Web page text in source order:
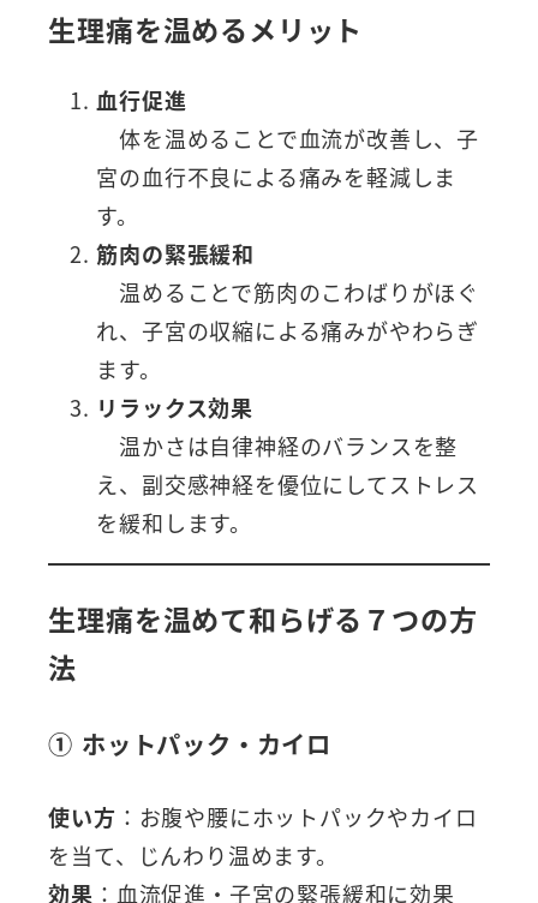
生理痛を温めるメリット
血行促進
体を温めることで血流が改善し、子
宮の血行不良による痛みを軽減しま
す。
筋肉の緊張緩和
温めることで筋肉のこわばりがほぐ
れ、子宮の収縮による痛みがやわらぎ
ます。
リラックス効果
温かさは自律神経のバランスを整
え、副交感神経を優位にしてストレス
を緩和します。
生理痛を温めて和らげる７つの方
法
① ホットパック・カイロ
使い方 ：お腹や腰にホットパックやカイロ
を当て、じんわり温めます。
効果 ：血流促進・子宮の緊張緩和に効果